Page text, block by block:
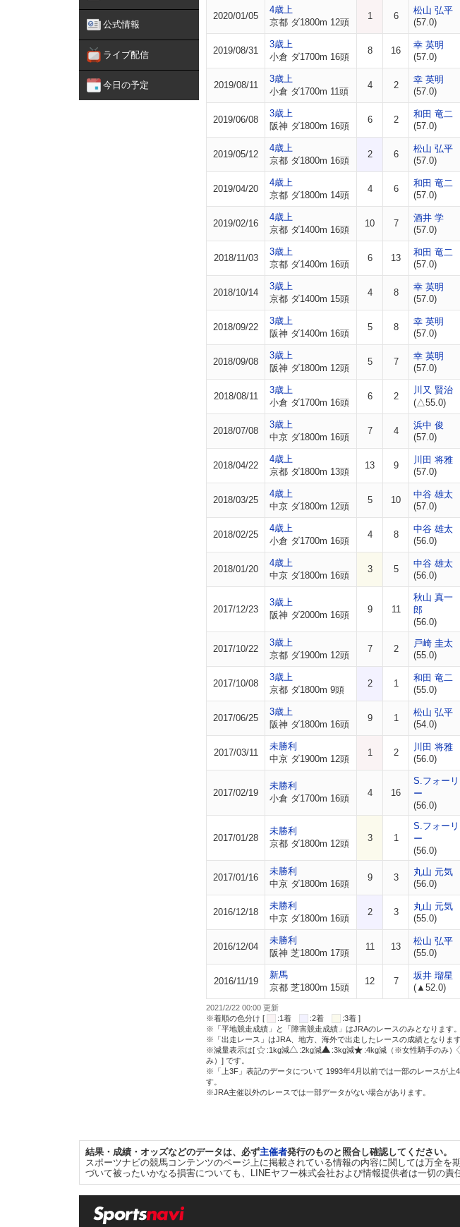
公式情報
ライブ配信
今日の予定
2020/01/05
4歳上
京都 ダ1800m 12頭
1 6
松山 弘平
(57.0)
2019/08/31
3歳上
小倉 ダ1700m 16頭
8 16
幸 英明
(57.0)
2019/08/11
3歳上
小倉 ダ1700m 11頭
4 2
幸 英明
(57.0)
2019/06/08
3歳上
阪神 ダ1800m 16頭
6 2
和田 竜二
(57.0)
2019/05/12
4歳上
京都 ダ1800m 16頭
2 6
松山 弘平
(57.0)
2019/04/20
4歳上
京都 ダ1800m 14頭
4 6
和田 竜二
(57.0)
2019/02/16
4歳上
京都 ダ1400m 16頭
10 7
酒井 学
(57.0)
2018/11/03
3歳上
京都 ダ1400m 16頭
6 13
和田 竜二
(57.0)
2018/10/14
3歳上
京都 ダ1400m 15頭
4 8
幸 英明
(57.0)
2018/09/22
3歳上
阪神 ダ1400m 16頭
5 8
幸 英明
(57.0)
2018/09/08
3歳上
阪神 ダ1800m 12頭
5 7
幸 英明
(57.0)
2018/08/11
3歳上
小倉 ダ1700m 16頭
6 2
川又 賢治
(△55.0)
2018/07/08
3歳上
中京 ダ1800m 16頭
7 4
浜中 俊
(57.0)
2018/04/22
4歳上
京都 ダ1800m 13頭
13 9
川田 将雅
(57.0)
2018/03/25
4歳上
中京 ダ1800m 12頭
5 10
中谷 雄太
(57.0)
2018/02/25
4歳上
小倉 ダ1700m 16頭
4 8
中谷 雄太
(56.0)
2018/01/20
4歳上
中京 ダ1800m 16頭
3 5
中谷 雄太
(56.0)
2017/12/23
3歳上
阪神 ダ2000m 16頭
9 11
秋山 真一
郎
(56.0)
2017/10/22
3歳上
京都 ダ1900m 12頭
7 2
戸崎 圭太
(55.0)
2017/10/08
3歳上
京都 ダ1800m 9頭
2 1
和田 竜二
(55.0)
2017/06/25
3歳上
阪神 ダ1800m 16頭
9 1
松山 弘平
(54.0)
2017/03/11
未勝利
中京 ダ1900m 12頭
1 2
川田 将雅
(56.0)
2017/02/19
未勝利
小倉 ダ1700m 16頭
4 16
S.フォーリ
ー
(56.0)
2017/01/28
未勝利
京都 ダ1800m 12頭
3 1
S.フォーリ
ー
(56.0)
2017/01/16
未勝利
中京 ダ1800m 16頭
9 3
丸山 元気
(56.0)
2016/12/18
未勝利
中京 ダ1800m 16頭
2 3
丸山 元気
(55.0)
2016/12/04
未勝利
阪神 芝1800m 17頭
11 13
松山 弘平
(55.0)
2016/11/19
新馬
京都 芝1800m 15頭
12 7
坂井 瑠星
(▲52.0)
2021/2/22 00:00 更新
※着順の色分け [
:1着 :2着
:3着 ]
※「平地競走成績」と「障害競走成績」はJRAのレースのみとなります。
※「出走レース」はJRA、地方、海外で出走したレースの成績となります
※減量表示は[
:1kg減 :2kg減 :3kg減 :4kg減（※女性騎手のみ）
み）] です。
※「上3F」表記のデータについて 1993年4月以前では一部のレースが
す。
※JRA主催以外のレースでは一部データがない場合があります。
結果・成績・オッズなどのデータは、必ず主催者発行のものと照合し確認してください。
スポーツナビの競馬コンテンツのページ上に掲載されている情報の内容に関しては万全
づいて被ったいかなる損害についても、LINEヤフー株式会社および情報提供者は一切の責